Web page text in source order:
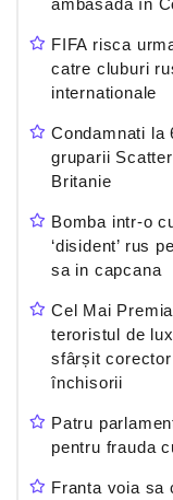
FIFA risca
catre cluburi
internationale
Condamnati la
gruparii
Britanie
Bomba intr-o
‘disident’ rus
sa in capcana
Cel Mai
teroristul de
sfârșit
închisorii
Patru
pentru frauda
Franta voia sa